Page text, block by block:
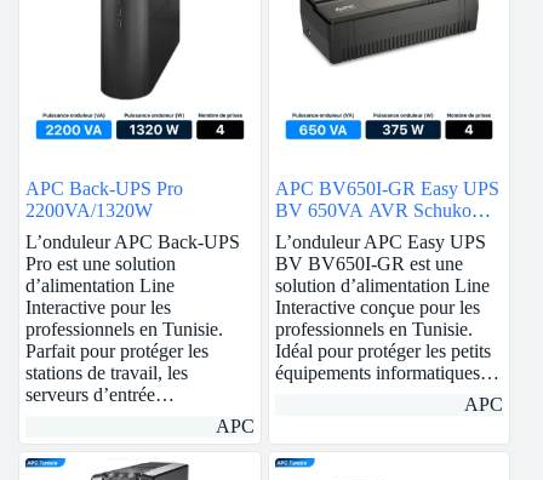
APC Back-UPS Pro
2200VA/1320W
L’onduleur APC Back-UPS
Pro est une solution
d’alimentation Line
Interactive pour les
professionnels en Tunisie.
Parfait pour protéger les
stations de travail, les
serveurs d’entrée…
APC
APC BV650I-GR Easy UPS
BV 650VA AVR Schuko
230V
L’onduleur APC Easy UPS
BV BV650I-GR est une
solution d’alimentation Line
Interactive conçue pour les
professionnels en Tunisie.
Idéal pour protéger les petits
équipements informatiques…
APC